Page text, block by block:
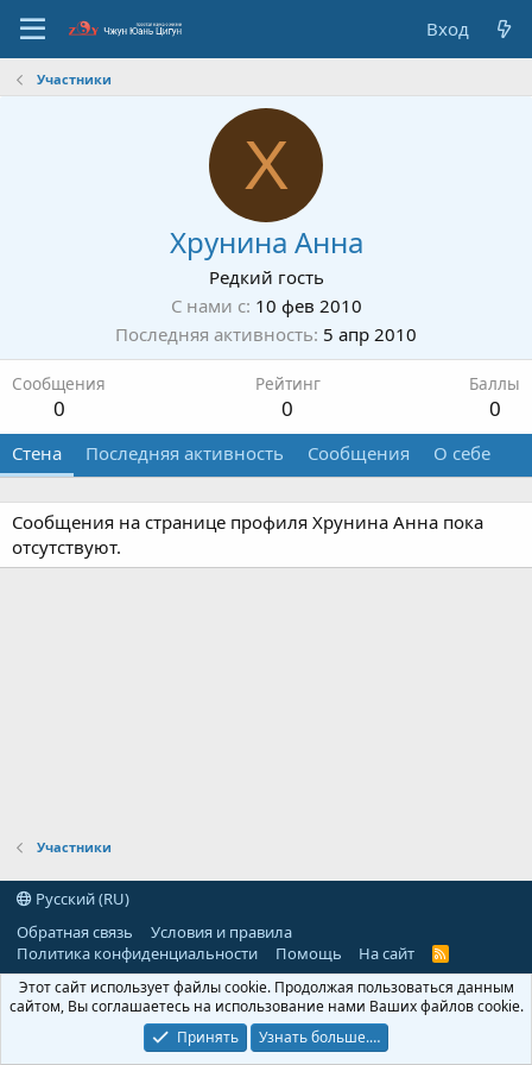
Вход
Участники
Х
Хрунина Анна
Редкий гость
С нами с 10 фев 2010
Последняя активность 5 апр 2010
Сообщения
0
Рейтинг
0
Баллы
0
Стена Последняя активность Сообщения О себе
Сообщения на странице профиля Хрунина Анна пока
отсутствуют.
Участники
Русский (RU)
Обратная связь
Условия и правила
Политика конфиденциальности
Помощь На сайт
R
S
Этот сайт использует файлы cookie. Продолжая пользоваться данным
сайтом, Вы соглашаетесь на использование нами Ваших файлов cookie.
Принять
Узнать больше.…